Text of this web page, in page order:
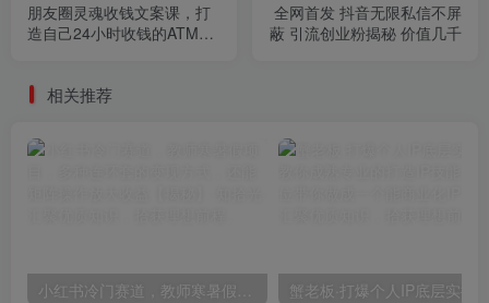
朋友圈灵魂收钱文案课，打
造自己24小时收钱的ATM机
全网首发 抖音无限私信不屏
蔽 引流创业粉揭秘 价值几千
相关推荐
小红书冷门赛道，教师寒暑假项目，多种连环套的变现方式，还能矩阵操作放大收益【揭秘】